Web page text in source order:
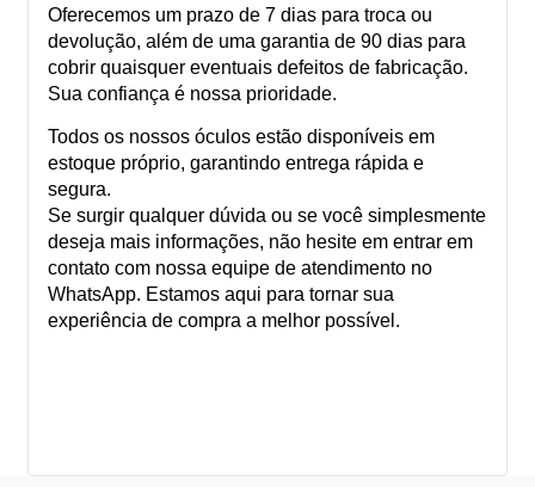
Oferecemos um prazo de 7 dias para troca ou
devolução, além de uma garantia de 90 dias para
cobrir quaisquer eventuais defeitos de fabricação.
Sua confiança é nossa prioridade.
Todos os nossos óculos estão disponíveis em
estoque próprio, garantindo entrega rápida e
segura.
Se surgir qualquer dúvida ou se você simplesmente
deseja mais informações, não hesite em entrar em
contato com nossa equipe de atendimento no
WhatsApp. Estamos aqui para tornar sua
experiência de compra a melhor possível.